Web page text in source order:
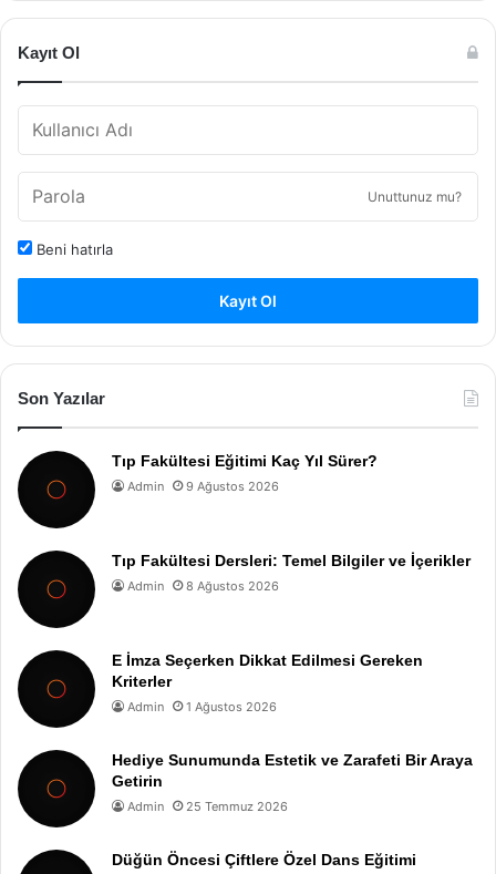
Kayıt Ol
Unuttunuz mu?
Beni hatırla
Kayıt Ol
Son Yazılar
Tıp Fakültesi Eğitimi Kaç Yıl Sürer?
Admin 9 Ağustos 2026
Tıp Fakültesi Dersleri: Temel Bilgiler ve İçerikler
Admin 8 Ağustos 2026
E İmza Seçerken Dikkat Edilmesi Gereken
Kriterler
Admin 1 Ağustos 2026
Hediye Sunumunda Estetik ve Zarafeti Bir Araya
Getirin
Admin 25 Temmuz 2026
Düğün Öncesi Çiftlere Özel Dans Eğitimi